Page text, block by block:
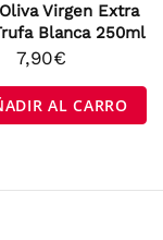
Virgen Extra
Blanca 250ml
7,90€
AL CARRO